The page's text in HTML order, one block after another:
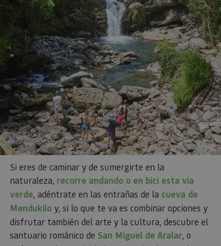
Si eres de caminar y de sumergirte en la
naturaleza, recorre andando o en bici esta vía
verde, adéntrate en las entrañas de la cueva de
Mendukilo y, si lo que te va es combinar opciones y
disfrutar también del arte y la cultura, descubre el
santuario románico de San Miguel de Aralar, o
pageviewCount
.visitnavarra.es 1 día
Esta
utiliza
contar y
las
página
usuario
su visita
mejorar y
usuario.